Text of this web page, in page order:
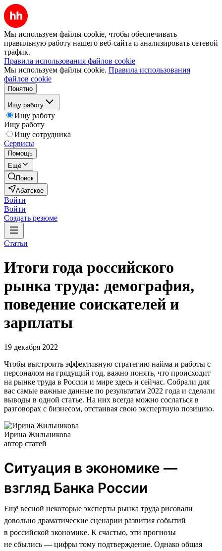
Мы используем файлы cookie, чтобы обеспечивать
правильную работу нашего веб-сайта и анализировать сетевой
трафик.
Правила использования файлов cookie
Мы используем файлы cookie. Правила использования
файлов cookie
Понятно
Ищу работу
Ищу работу
Ищу работу
Ищу сотрудника
Сервисы
Помощь
Ещё
Поиск
Абатское
Войти
Войти
Создать резюме
Статьи
Итоги года российского
рынка труда: демография,
поведение соискателей и
зарплаты
19 декабря 2022
Чтобы выстроить эффективную стратегию найма и работы с
персоналом на грядущий год, важно понять, что происходит
на рынке труда в России и мире здесь и сейчас. Собрали для
вас самые важные данные по результатам 2022 года и сделали
выводы в одной статье. На них всегда можно сослаться в
разговорах с бизнесом, отстаивая свою экспертную позицию.
Ирина Жильникова
автор статей
Ситуация в экономике —
взгляд Банка России
Ещё весной некоторые эксперты рынка труда рисовали
довольно драматические сценарии развития событий
в российской экономике. К счастью, эти прогнозы
не сбылись — цифры тому подтверждение. Однако общая